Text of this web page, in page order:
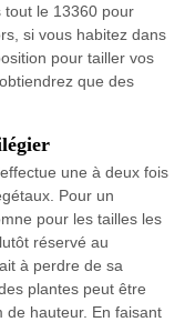
tout le 13360 pour
si vous habitez dans
pour tailler vos
que des
une à deux fois
Pour un
pour les tailles les
réservé au
à perdre de sa
plantes peut être
de hauteur. En faisant